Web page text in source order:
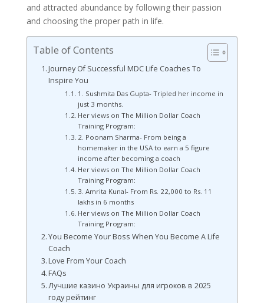
and attracted abundance by following their passion
and choosing the proper path in life.
Table of Contents
Journey Of Successful MDC Life Coaches To
Inspire You
1. Sushmita Das Gupta- Tripled her income in
just 3 months.
Her views on The Million Dollar Coach
Training Program:
2. Poonam Sharma- From being a
homemaker in the USA to earn a 5 figure
income after becoming a coach
Her views on The Million Dollar Coach
Training Program:
3. Amrita Kunal- From Rs. 22,000 to Rs. 11
lakhs in 6 months
Her views on The Million Dollar Coach
Training Program:
You Become Your Boss When You Become A Life
Coach
Love From Your Coach
FAQs
Лучшие казино Украины для игроков в 2025
году рейтинг